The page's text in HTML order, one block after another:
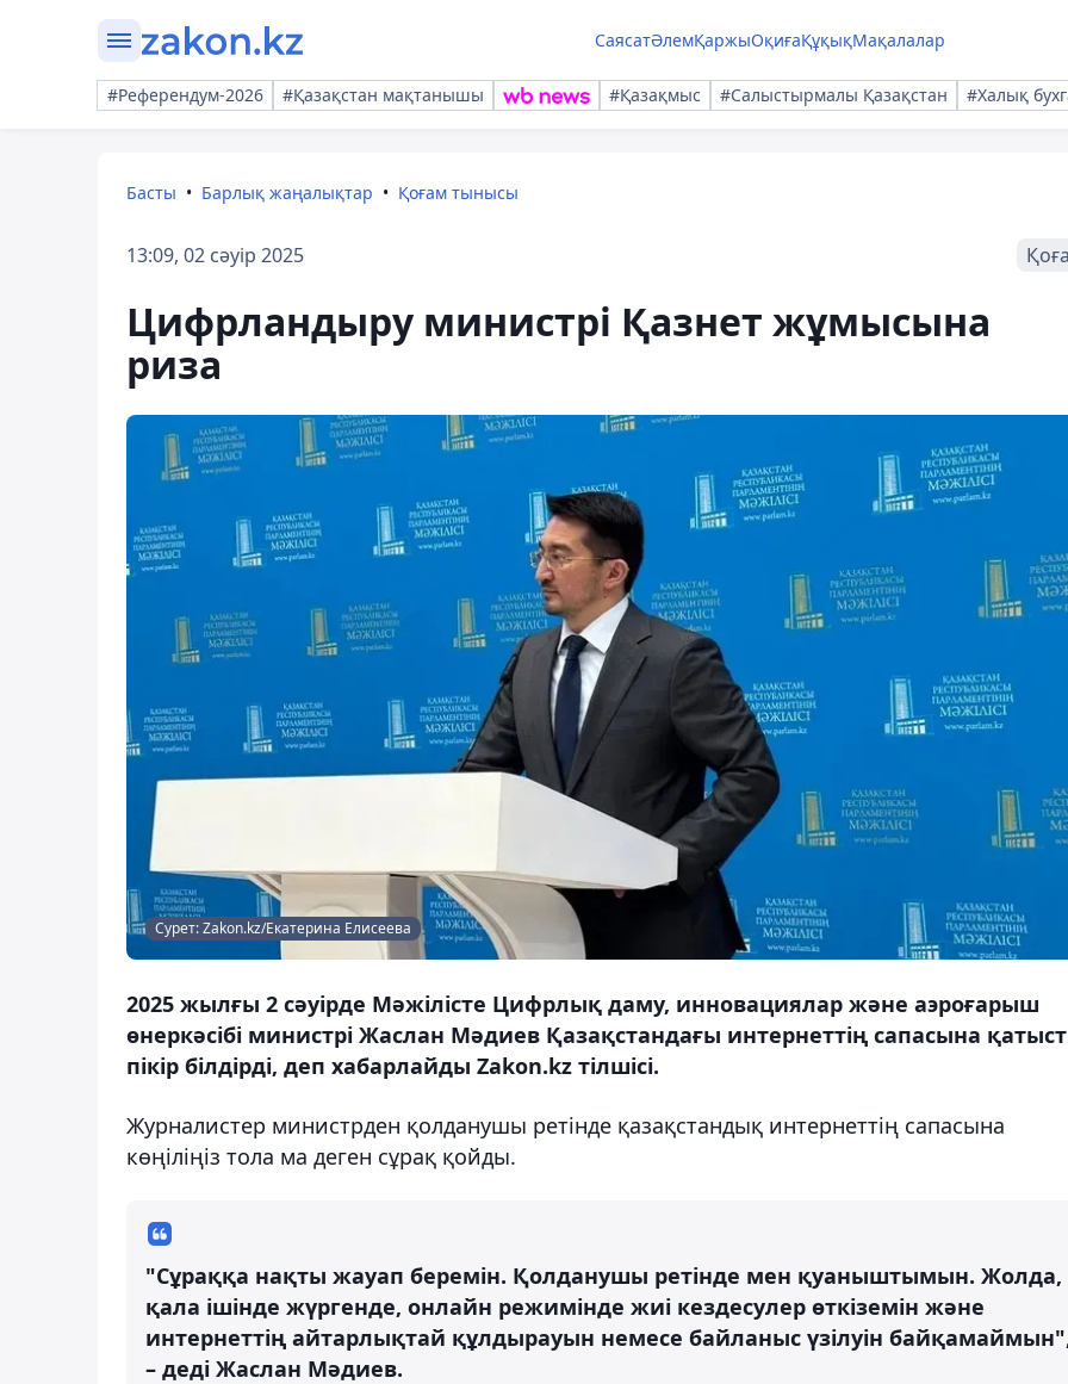
СаясатӘлемҚаржыОқиғаҚұқықМақалалар
#Референдум-2026 #Қазақстан мақтанышы #Қазақмыс #Салыстырмалы Қазақстан #Халық
Басты Барлық жаңалықтар Қоғам тынысы
13:09, 02 сәуір 2025
Цифрландыру министрі Қазнет жұмысына
риза
Сурет: Zakon.kz/Екатерина Елисеева
2025 жылғы 2 сәуірде Мәжілісте Цифрлық даму, инновациялар және аэроғарыш
өнеркәсібі министрі Жаслан Мәдиев Қазақстандағы интернеттің сапасына
пікір білдірді, деп хабарлайды Zakon.kz тілшісі.
Журналистер министрден қолданушы ретінде қазақстандық интернеттің сапасына
көңіліңіз тола ма деген сұрақ қойды.
"Сұраққа нақты жауап беремін. Қолданушы ретінде мен қуаныштымын. Жолда,
қала ішінде жүргенде, онлайн режимінде жиі кездесулер өткіземін және
интернеттің айтарлықтай құлдырауын немесе байланыс үзілуін
– деді Жаслан Мәдиев.